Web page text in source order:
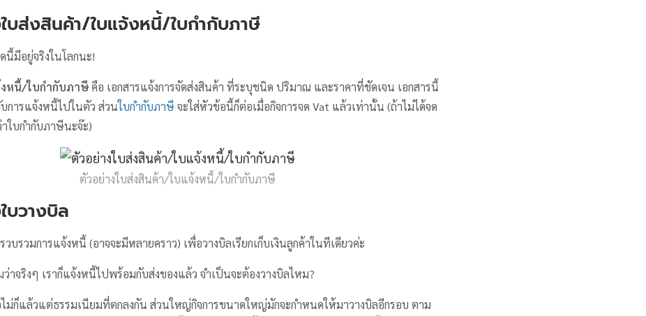
บส่งสินค้า/ใบแจ้งหนี้/ใบกำกับภาษี
นี้มีอยู่จริงในโลกนะ!
หนี้/ใบกำกับภาษีคือ เอกสารแจ้งการจัดส่งสินค้า ที่ระบุชนิด ปริมาณ และราคาที่ชัดเจน เอกสารนี้
การแจ้งหนี้ไปในตัว ส่วนใบกำกับภาษีจะใส่หัวข้อนี้ก็ต่อเมื่อกิจการจด Vat แล้วเท่านั้น (ถ้าไม่ได้จด
ใบกำกับภาษีนะจ๊ะ)
ตัวอย่างใบส่งสินค้า/ใบแจ้งหนี้/ใบกำกับภาษี
บวางบิล
วบรวมการแจ้งหนี้ (อาจจะมีหลายคราว) เพื่อวางบิลเรียกเก็บเงินลูกค้าในทีเดียวค่ะ
าจริงๆ เราก็แจ้งหนี้ไปพร้อมกับส่งของแล้ว จำเป็นจะต้องวางบิลไหม?
ม่ก็แล้วแต่ธรรมเนียมที่ตกลงกัน ส่วนใหญ่กิจการขนาดใหญ่มักจะกำหนดให้มาวางบิลอีกรอบ ตาม